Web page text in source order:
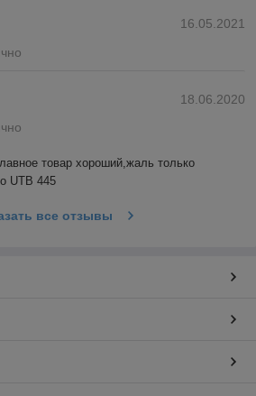
16.05.2021
18.06.2020
товар хороший,жаль только
UTB 445
все отзывы